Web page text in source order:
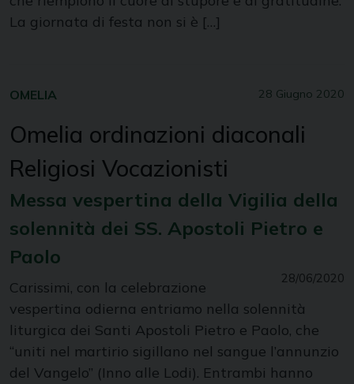
La giornata di festa non si è […]
28 Giugno 2020
OMELIA
Omelia ordinazioni diaconali
Religiosi Vocazionisti
Messa vespertina della Vigilia della
solennità dei SS. Apostoli Pietro e
Paolo
28/06/2020
Carissimi, con la celebrazione
vespertina odierna entriamo nella solennità
liturgica dei Santi Apostoli Pietro e Paolo, che
“uniti nel martirio sigillano nel sangue l’annunzio
del Vangelo” (Inno alle Lodi). Entrambi hanno